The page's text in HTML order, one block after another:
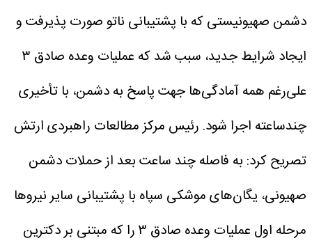
دشمن صهیونیستی که با پشتیبانی ناتو صورت پذیرفت و
ایجاد شرایط جدید، سبب شد که عملیات وعده صادق ۳
علی‌رغم همه آمادگی‌ها جهت پاسخ به دشمن، با تأخیری
چندساعته اجرا شود. رئیس مرکز مطالعات راهبردی ارتش
تصریح کرد: به فاصله چند ساعت بعد از حملات دشمن
صهیونی، یگان‌های موشکی سپاه با پشتیبانی سایر نیروها
مرحله اول عملیات وعده صادق ۳ را که مبتنی بر دکترین